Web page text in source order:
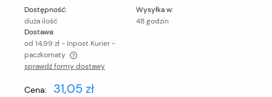
Dostępność:
duża ilość
Wysyłka w:
48 godzin
Dostawa:
od 14,99 zł- Inpost Kurier -
paczkomaty
Cena nie zawiera ewentualnych kosztów płatności
sprawdź formy dostawy
Cena: 31,05 zł